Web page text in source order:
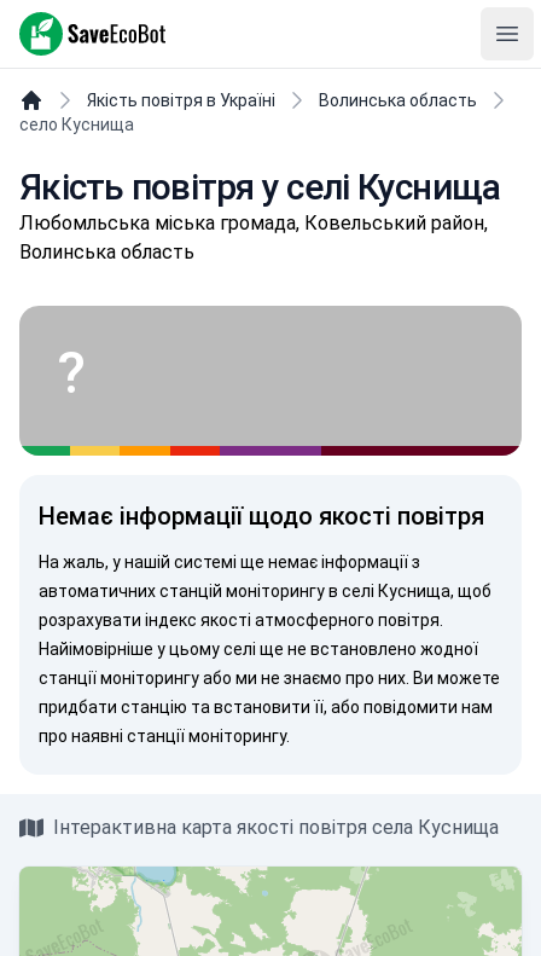
SaveEcoBot
Якість повітря в Україні
Волинська область
село Куснища
Якість повітря у селі Куснища
Любoмльськa міська громада, Ковельський район,
Волинська область
?
Немає інформації щодо якості повітря
На жаль, у нашій системі ще немає інформації з
автоматичних станцій моніторингу в селі Куснища, щоб
розрахувати індекс якості атмосферного повітря.
Найімовірніше у цьому селі ще не встановлено жодної
станції моніторингу або ми не знаємо про них. Ви можете
придбати станцію та встановити її, або повідомити нам
про наявні станції моніторингу.
Інтерактивна карта якості повітря села Куснища